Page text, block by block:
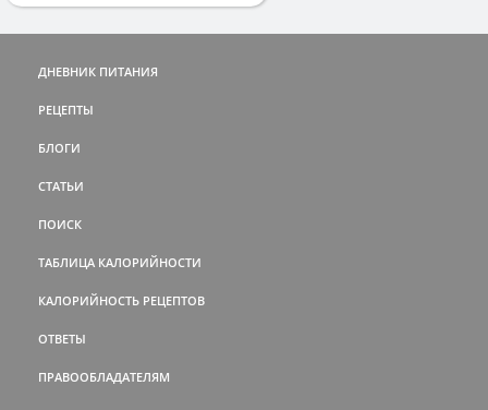
ДНЕВНИК ПИТАНИЯ
РЕЦЕПТЫ
БЛОГИ
СТАТЬИ
ПОИСК
ТАБЛИЦА КАЛОРИЙНОСТИ
КАЛОРИЙНОСТЬ РЕЦЕПТОВ
ОТВЕТЫ
ПРАВООБЛАДАТЕЛЯМ